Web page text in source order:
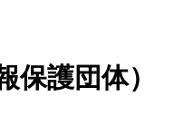
護団体）